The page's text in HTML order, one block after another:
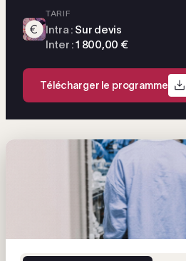
TARIF
Intra : Sur devis
Inter :1 800,00 €
Télécharger le programme